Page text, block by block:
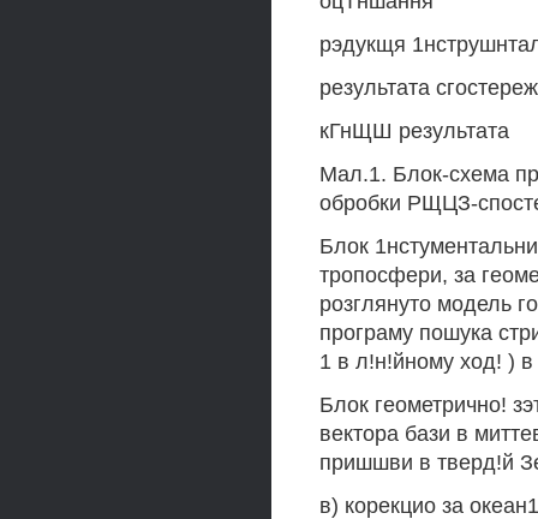
рэдукщя
результата
кГнЩШ результата
Мал.1. Блок-схема
обробки РЩЦЗ-
Блок
тропосфери, за
розглянуто модель
програму пошука
1 в л!н!йному ход! )
Блок геометрично!
вектора бази в
пришшви в тверд!й
в) корекцио за